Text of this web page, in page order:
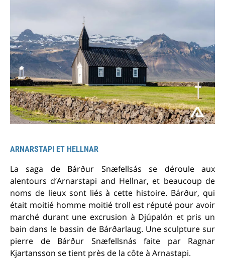
ARNARSTAPI ET HELLNAR
La saga de Bárður Snæfellsás se déroule aux
alentours d‘Arnarstapi and Hellnar, et beaucoup de
noms de lieux sont liés à cette histoire. Bárður, qui
était moitié homme moitié troll est réputé pour avoir
marché durant une excrusion à Djúpalón et pris un
bain dans le bassin de Bárðarlaug. Une sculpture sur
pierre de Bárður Snæfellsnás faite par Ragnar
Kjartansson se tient près de la côte à Arnastapi.